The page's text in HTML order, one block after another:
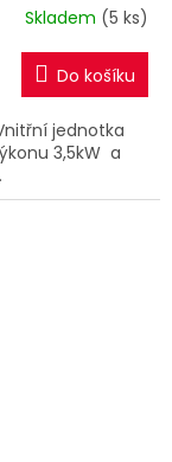
M
A
Skladem (5 ks)
Do košíku
jednotka
3,5kW a